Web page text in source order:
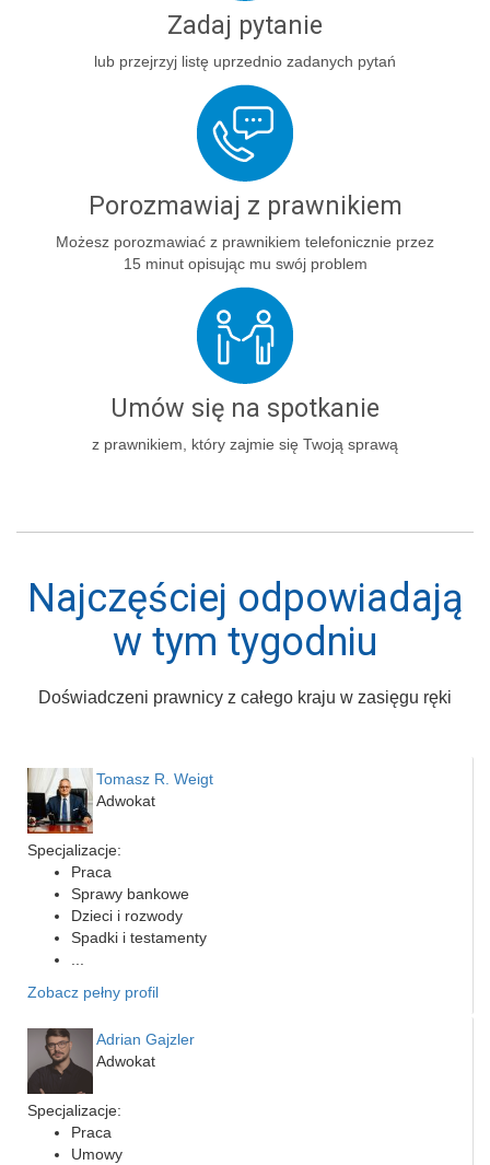
Zadaj pytanie
lub przejrzyj listę uprzednio zadanych pytań
Porozmawiaj z prawnikiem
Możesz porozmawiać z prawnikiem telefonicznie przez
15 minut opisując mu swój problem
Umów się na spotkanie
z prawnikiem, który zajmie się Twoją sprawą
Najczęściej odpowiadają
w tym tygodniu
Doświadczeni prawnicy z całego kraju w zasięgu ręki
Tomasz R. Weigt
Adwokat
Specjalizacje:
Praca
Sprawy bankowe
Dzieci i rozwody
Spadki i testamenty
Zobacz pełny profil
Adrian Gajzler
Adwokat
Specjalizacje:
Praca
Umowy